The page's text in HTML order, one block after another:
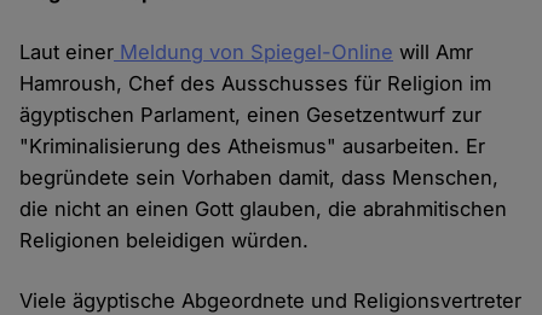
Laut einer Meldung von Spiegel-Online will Amr
Hamroush, Chef des Ausschusses für Religion im
ägyptischen Parlament, einen Gesetzentwurf zur
"Kriminalisierung des Atheismus" ausarbeiten. Er
begründete sein Vorhaben damit, dass Menschen,
die nicht an einen Gott glauben, die abrahmitischen
Religionen beleidigen würden.
Viele ägyptische Abgeordnete und Religionsvertreter